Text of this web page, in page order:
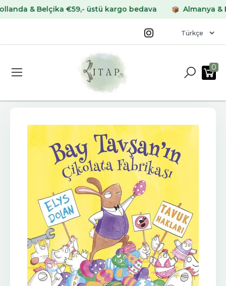
& Belçika €59,- üstü kargo bedava Almanya &
0